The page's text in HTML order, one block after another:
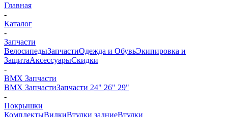
Главная
-
Каталог
-
Запчасти
ВелосипедыЗапчастиОдежда и ОбувьЭкипировка и
ЗащитаАксессуарыСкидки
-
BMX Запчасти
BMX ЗапчастиЗапчасти 24" 26" 29"
-
Покрышки
КомплектыВилкиВтулки задниеВтулки